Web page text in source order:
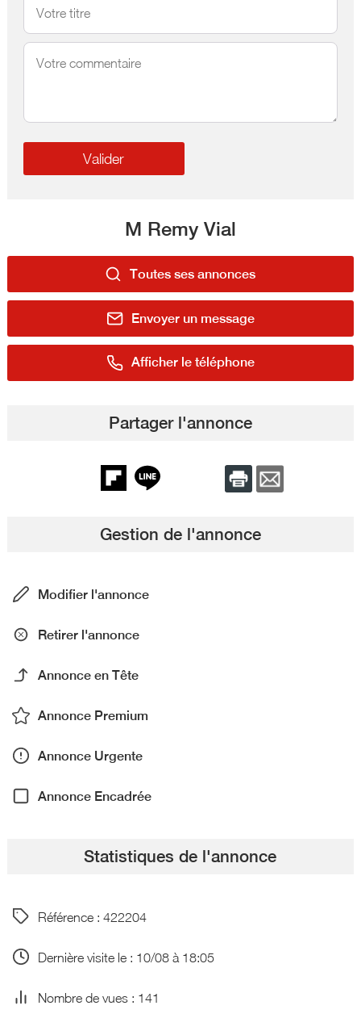
M Remy Vial
Toutes ses annonces
Envoyer un message
Afficher le téléphone
Partager l'annonce
Gestion de l'annonce
Modifier l'annonce
Retirer l'annonce
Annonce en Tête
Annonce Premium
Annonce Urgente
Annonce Encadrée
Statistiques de l'annonce
Référence : 422204
Dernière visite le : 10/08 à 18:05
Nombre de vues : 141